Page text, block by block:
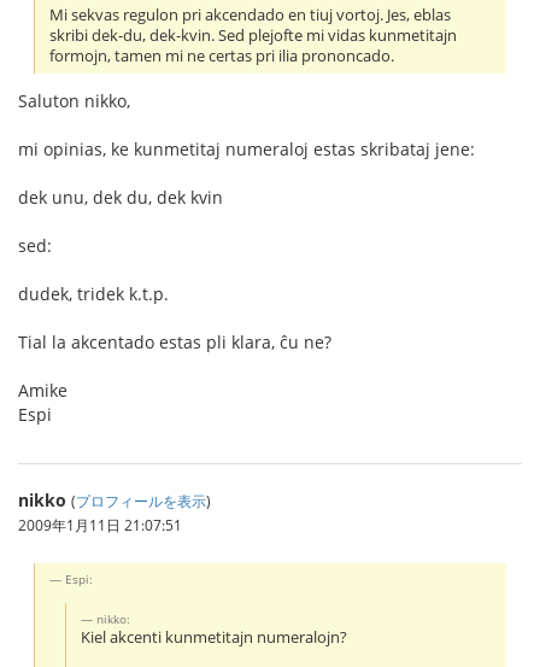
Mi sekvas regulon pri akcendado en tiuj vortoj. Jes, eblas
skribi dek-du, dek-kvin. Sed plejofte mi vidas kunmetitajn
formojn, tamen mi ne certas pri ilia prononcado.
Saluton nikko,
mi opinias, ke kunmetitaj numeraloj estas skribataj jene:
dek unu, dek du, dek kvin
sed:
dudek, tridek k.t.p.
Tial la akcentado estas pli klara, ĉu ne?
Amike
Espi
nikko (プロフィールを表示)
2009年1月11日 21:07:51
Espi:
nikko:
Kiel akcenti kunmetitajn numeralojn?